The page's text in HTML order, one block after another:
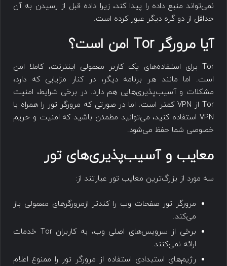
نمی‌تواند منبع داده را پیدا کند، زیرا داده قبل از رسیدن به آن
حداقل از دو گره دیگر عبور کرده است.
آیا مرورگر Tor امن است؟
Tor برای استفاده‌های یک کاربر معمولی اینترنت، کاملا امن
است. اما مانند هر برنامه دیگر، در کنار مزایایی که دارد،
مشکلات و آسیب‌پذیری‌هایی هم دارد. در برخی شرایط، امنیت
Tor از VPN کمتر است. اما در صورتی که مرورگر تور را همراه با
VPN استفاده کنید، می‌توانید مطمئن باشید که امنیت و حریم
خصوصی شما حفظ می‌شود.
معایب و آسیب‌پذیری‌های تور
سه مورد از بزرگ‌ترین معایب تور عبارتند از:
مرورگر تور صفحات وب را کندتر ازمرورگرهای معمولی باز
می‌کند.
برخی از سرویس‌های اصلی وب، به کاربران Tor خدمات
ارائه نمی‌کنند.
رژیم‌های استبدادی استفاده از مرورگر تور را ممنوع اعلام